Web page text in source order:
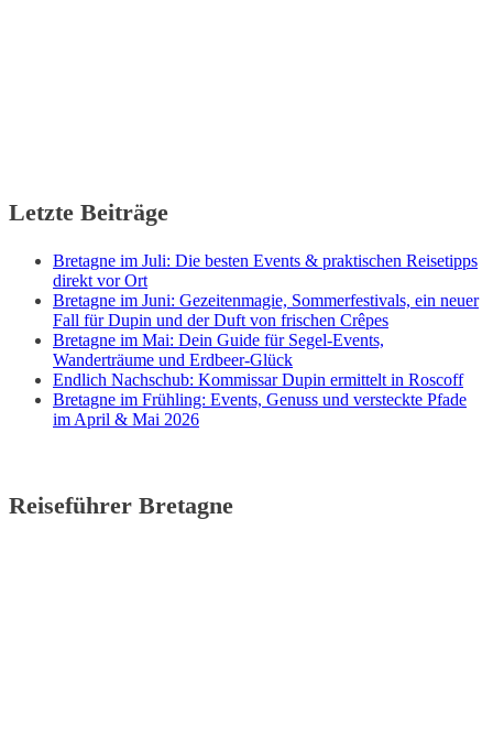
Letzte Beiträge
Bretagne im Juli: Die besten Events & praktischen Reisetipps
direkt vor Ort
Bretagne im Juni: Gezeitenmagie, Sommerfestivals, ein neuer
Fall für Dupin und der Duft von frischen Crêpes
Bretagne im Mai: Dein Guide für Segel-Events,
Wanderträume und Erdbeer-Glück
Endlich Nachschub: Kommissar Dupin ermittelt in Roscoff
Bretagne im Frühling: Events, Genuss und versteckte Pfade
im April & Mai 2026
Reiseführer Bretagne